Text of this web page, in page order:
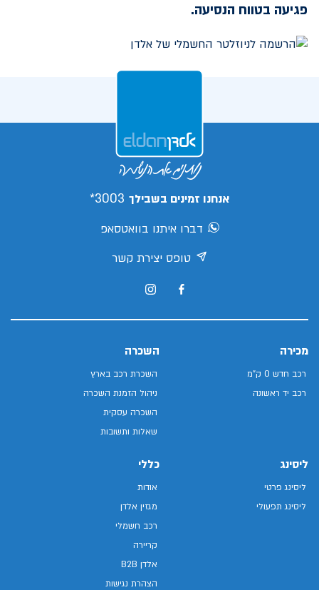
פגיעה בטווח הנסיעה.
אנחנו זמינים בשבילך 3003*
דברו איתנו בוואטסאפ
טופס יצירת קשר
מכירה
רכב חדש 0 ק"מ
רכב יד ראשונה
השכרה
השכרת רכב בארץ
ניהול הזמנת השכרה
השכרה עסקית
שאלות ותשובות
ליסינג
ליסינג פרטי
ליסינג תפעולי
כללי
אודות
מגזין אלדן
רכב חשמלי
קריירה
אלדן B2B
הצהרת נגישות